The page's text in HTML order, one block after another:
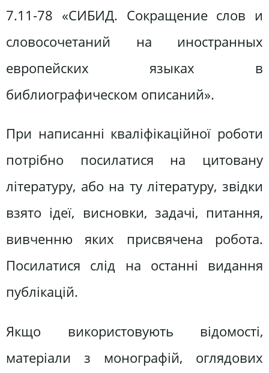
7.11-78 «СИБИД. Сокращение слов и
словосочетаний на иностранных
европейских языках в
библиографическом описаний».
При написанні кваліфікаційної роботи
потрібно посилатися на цитовану
літературу, або на ту літературу, звідки
взято ідеї, висновки, задачі, питання,
вивченню яких присвячена робота.
Посилатися слід на останні видання
публікацій.
Якщо використовують відомості,
матеріали з монографій, оглядових